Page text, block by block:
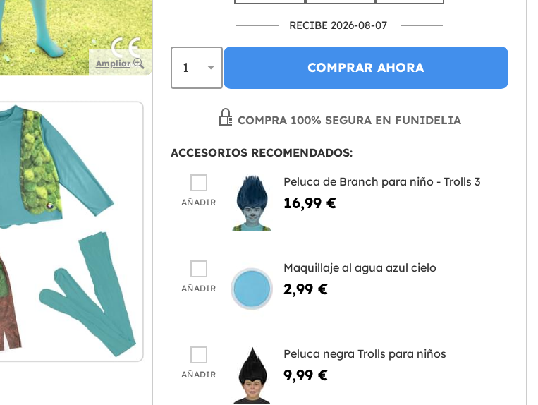
Ampliar
RECIBE 2026-08-07
COMPRAR AHORA
COMPRA 100% SEGURA EN FUNIDELIA
ACCESORIOS RECOMENDADOS:
AÑADIR
Peluca de Branch para niño - Trolls 3
16,99 €
AÑADIR
Maquillaje al agua azul cielo
2,99 €
AÑADIR
Peluca negra Trolls para niños
9,99 €